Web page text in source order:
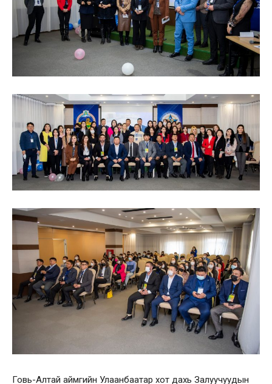
Говь-Алтай аймгийн Улаанбаатар хот дахь Залуучуудын